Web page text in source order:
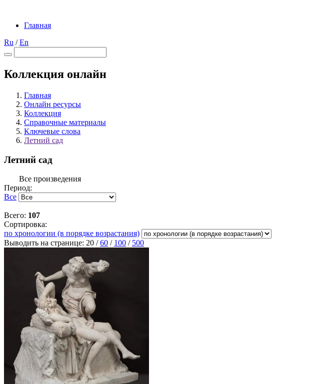
Главная
Ru /En
Коллекция онлайн
Главная
Онлайн ресурсы
Коллекция
Справочные материалы
Ключевые слова
Летний сад
Летний сад
Все произведения
Период:
Все
Всего: 107
Сортировка:
по хронологии (в порядке возрастания)
Выводить на странице: 20 /60 / 100 / 500